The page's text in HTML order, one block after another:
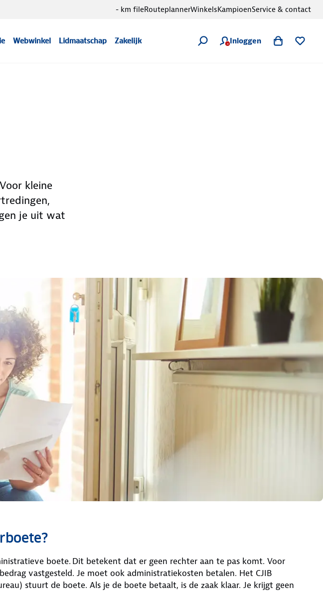
Webwinkel Lidmaatschap Zakelijk Inloggen
- km fileRouteplannerWinkelsKampioenService & contact
kleine
je uit wat
boete. Dit betekent dat er geen rechter aan te pas komt. Voor
vastgesteld. Je moet ook administratiekosten betalen. Het CJIB
stuurt de boete. Als je de boete betaalt, is de zaak klaar. Je krijgt geen